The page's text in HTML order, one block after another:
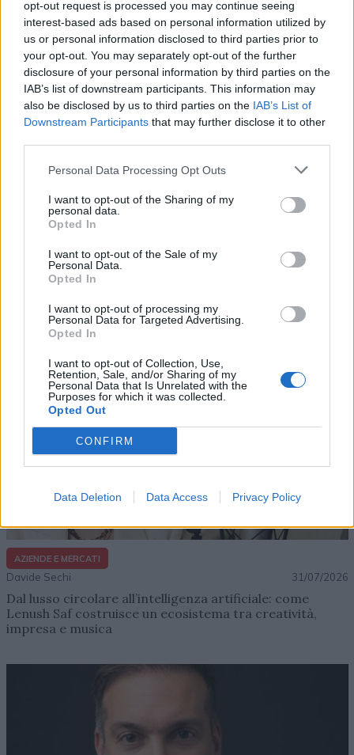
opt-out request is processed you may continue seeing
interest-based ads based on personal information utilized by
us or personal information disclosed to third parties prior to
your opt-out. You may separately opt-out of the further
disclosure of your personal information by third parties on the
IAB’s list of downstream participants. This information may
also be disclosed by us to third parties on the IAB’s List of
Downstream Participants that may further disclose it to other
Personal Data Processing Opt Outs
I want to opt-out of the Sharing of my
personal data.
Opted In
I want to opt-out of the Sale of my
Personal Data.
Opted In
I want to opt-out of processing my
Personal Data for Targeted Advertising.
Opted In
I want to opt-out of Collection, Use,
Retention, Sale, and/or Sharing of my
Personal Data that Is Unrelated with the
Purposes for which it was collected.
Opted Out
CONFIRM
Data Deletion Data Access Privacy Policy
contenuti, ogni progetto è pensato per generare
impatto reale. Grazie a un network nazionale e
internazionale di artisti, creator e partner, e a
un’esperienza consolidata in contesti come festival,
fashion week e grandi eventi, Futura Company
continua a sviluppare format proprietari e attivazioni
su misura, in grado di connettere brand e persone in
modo autentico e misurabile.
Altri articoli che potrebbero piacerti
AZIENDE E MERCATI
Davide Sechi 31/07/2026
Dal lusso circolare all’intelligenza artificiale: come
Lenush Saf costruisce un ecosistema tra creatività,
impresa e musica